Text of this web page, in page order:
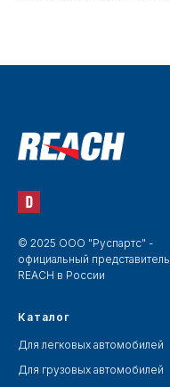
© 2025 ООО "Руспартс" -
официальный представитель
REACH в России
Каталог
Для легковых автомобилей
Для грузовых автомобилей